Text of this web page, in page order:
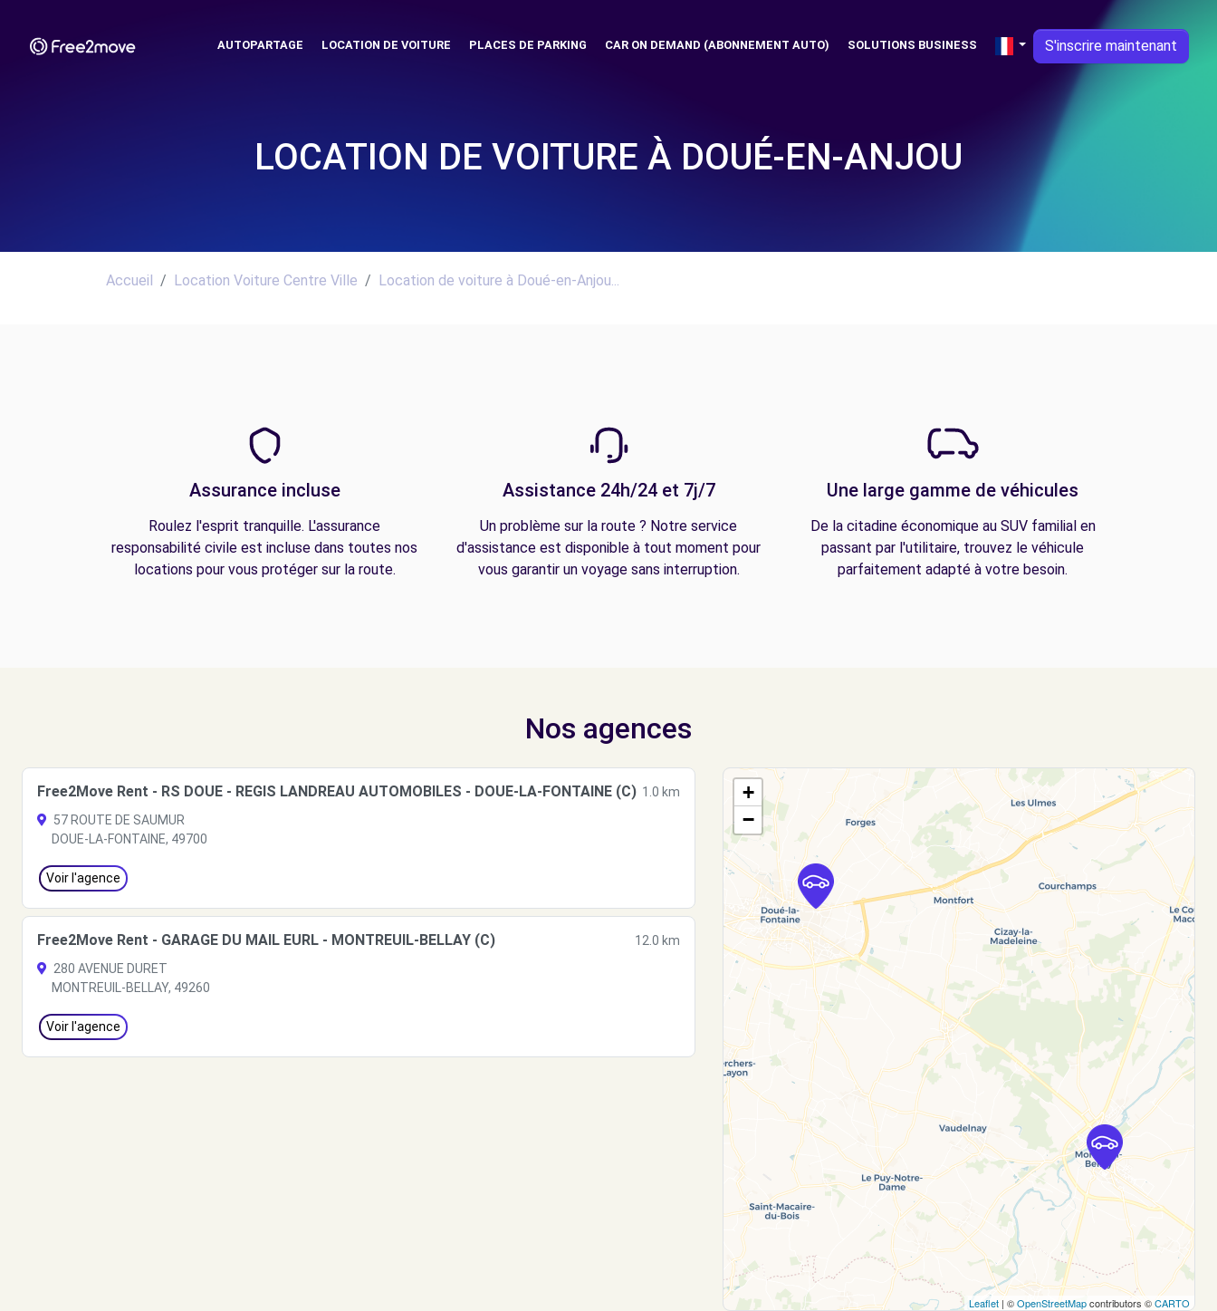
AUTOPARTAGE LOCATION DE VOITURE PLACES DE PARKING CAR ON DEMAND (ABONNEMENT AUTO) SOLUTIONS BUSINESS S'inscrire maintenant
LOCATION DE VOITURE À DOUÉ-EN-ANJOU
Accueil Location Voiture Centre Ville Location de voiture à Doué-en-Anjou...
Assurance incluse
Roulez l'esprit tranquille. L'assurance
responsabilité civile est incluse dans toutes nos
locations pour vous protéger sur la route.
Assistance 24h/24 et 7j/7
Un problème sur la route ? Notre service
d'assistance est disponible à tout moment pour
vous garantir un voyage sans interruption.
Une large gamme de véhicules
De la citadine économique au SUV familial en
passant par l'utilitaire, trouvez le véhicule
parfaitement adapté à votre besoin.
Nos agences
Free2Move Rent - RS DOUE - REGIS LANDREAU AUTOMOBILES - DOUE-LA-FONTAINE (C) 1.0 km
57 ROUTE DE SAUMUR
DOUE-LA-FONTAINE, 49700
Voir l'agence
Free2Move Rent - GARAGE DU MAIL EURL - MONTREUIL-BELLAY (C)
12.0 km
280 AVENUE DURET
MONTREUIL-BELLAY, 49260
Voir l'agence
+
−
Leaflet | ©OpenStreetMapcontributors ©CARTO